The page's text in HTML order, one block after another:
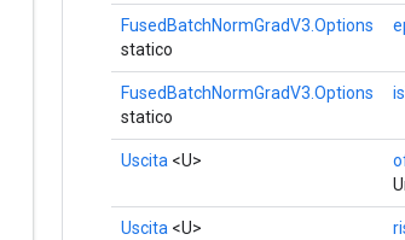
FusedBatchNormGradV3.Options
statico
FusedBatchNormGradV3.Options
statico
Uscita <U>
Uscita <U>